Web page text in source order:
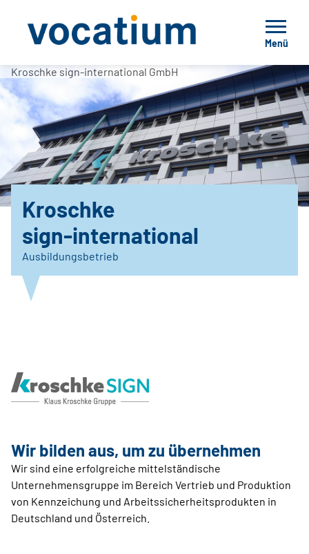
Menü
Kroschke sign-international GmbH
Kroschke
sign-international
Ausbildungsbetrieb
Wir bilden aus, um zu übernehmen
Wir sind eine erfolgreiche mittelständische
Unternehmensgruppe im Bereich Vertrieb und Produktion
von Kennzeichung und Arbeitssicherheitsprodukten in
Deutschland und Österreich.